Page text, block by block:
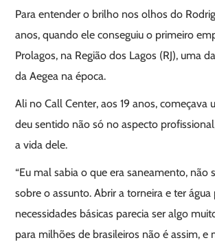
Para entender o brilho nos olhos do
anos, quando ele conseguiu o primeiro
Prolagos, na Região dos Lagos (RJ), uma
da Aegea na época.
Ali no Call Center, aos 19 anos, começava
deu sentido não só no aspecto
a vida dele.
“Eu mal sabia o que era saneamento, não
sobre o assunto. Abrir a torneira e ter água
necessidades básicas parecia ser algo
para milhões de brasileiros não é assim, e